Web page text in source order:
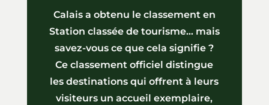
Calais a obtenu le classement en
Station classée de tourisme… mais
savez-vous ce que cela signifie ?
Ce classement officiel distingue
les destinations qui offrent à leurs
visiteurs un accueil exemplaire,